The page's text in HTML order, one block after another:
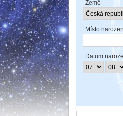
Země
Místo
Datum